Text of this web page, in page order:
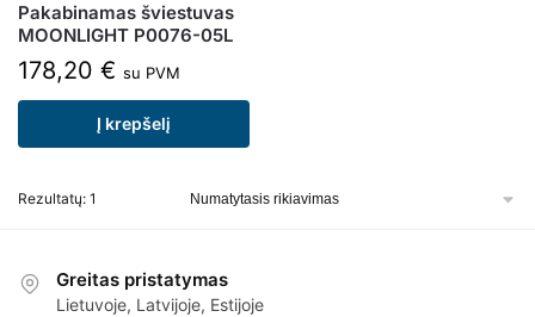
Pakabinamas šviestuvas
MOONLIGHT P0076-05L
178,20 € su PVM
Į krepšelį
Rezultatų: 1
Greitas pristatymas
Lietuvoje, Latvijoje, Estijoje